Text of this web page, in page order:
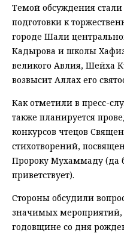
Темой обсуждения
подготовки к
городе Шали
Кадырова и школы
великого Авлия, Шейха
возвысит Аллах его
Как отметили в пресс-
также планируется
конкурсов чтецов
стихотворений,
Пророку Мухаммаду (да
приветствует).
Стороны обсудили
значимых
годовщине со дня